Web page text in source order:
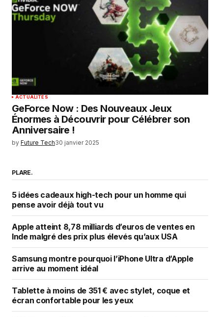
ACTUALITÉS
GeForce Now : Des Nouveaux Jeux
Énormes à Découvrir pour Célébrer son
Anniversaire !
by Future Tech30 janvier 2025
PLARE.
5 idées cadeaux high-tech pour un homme qui
pense avoir déjà tout vu
Apple atteint 8,78 milliards d’euros de ventes en
Inde malgré des prix plus élevés qu’aux USA
Samsung montre pourquoi l’iPhone Ultra d’Apple
arrive au moment idéal
Tablette à moins de 351 € avec stylet, coque et
écran confortable pour les yeux